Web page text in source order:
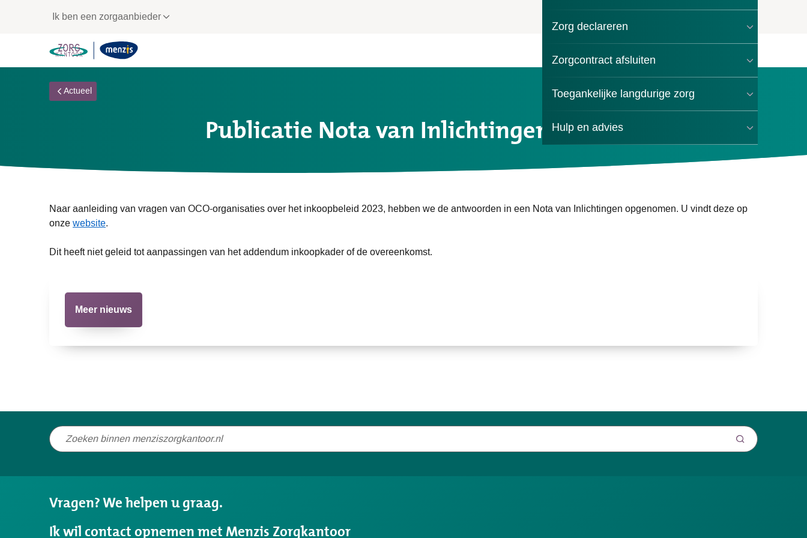
voor
navigatie
Ik ben een zorgaanbieder
Zorg declareren
Zorgcontract afsluiten
Toegankelijke langdurige zorg
Hulp en advies
Actueel
Publicatie Nota van Inlichtingen OCO
Naar aanleiding van vragen van OCO-organisaties over het inkoopbeleid 2023, hebben we de antwoorden in een Nota van Inlichtingen opgenomen. U vindt deze op
onzewebsite.
Dit heeft niet geleid tot aanpassingen van het addendum inkoopkader of de overeenkomst.
Meer nieuws
Niet
wat
zocht?
Vragen? We helpen u graag.
Ik wil contact opnemen met Menzis Zorgkantoor